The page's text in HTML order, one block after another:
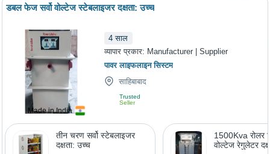
Made in India
डबल फेज सर्वो वोल्टेज स्टेबलाइजर दक्षता: उच्च
4 साल
व्यापार प्रकार: Manufacturer | Supplier
पावर लाइफलाइन सिस्टम
साहिबाबाद
Trusted
Seller
तीन चरण सर्वो स्टेबलाइजर
दक्षता: उच्च
1500Kva रोलर
वोल्टेज रेगुलेटर